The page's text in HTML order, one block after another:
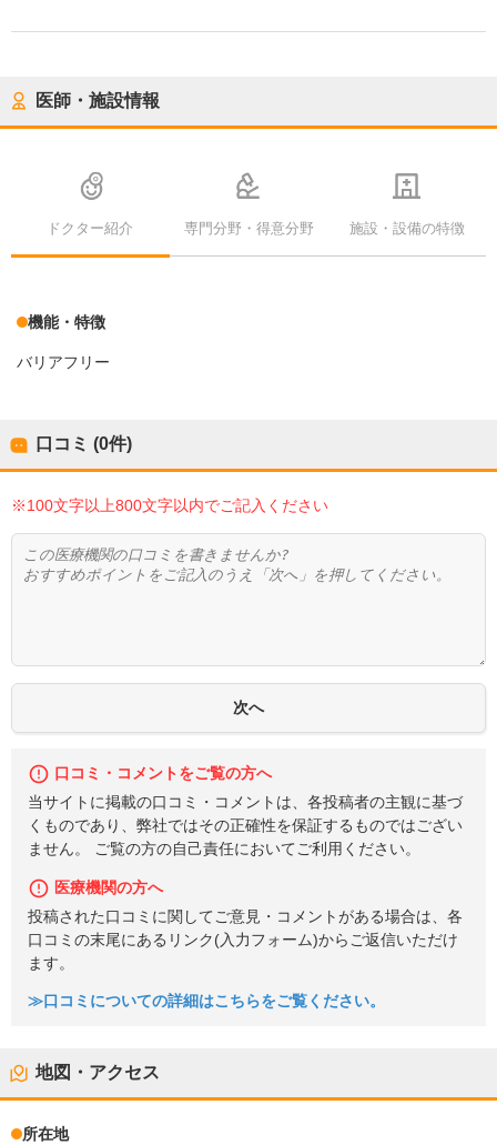
医師・施設情報
ドクター紹介 専門分野・得意分野 施設・設備の特徴
機能・特徴
バリアフリー
口コミ (0件)
※100文字以上800文字以内でご記入ください
口コミ・コメントをご覧の方へ
当サイトに掲載の口コミ・コメントは、各投稿者の主観に基づ
くものであり、弊社ではその正確性を保証するものではござい
ません。 ご覧の方の自己責任においてご利用ください。
医療機関の方へ
投稿された口コミに関してご意見・コメントがある場合は、各
口コミの末尾にあるリンク(入力フォーム)からご返信いただけ
ます。
≫口コミについての詳細はこちらをご覧ください。
地図・アクセス
所在地